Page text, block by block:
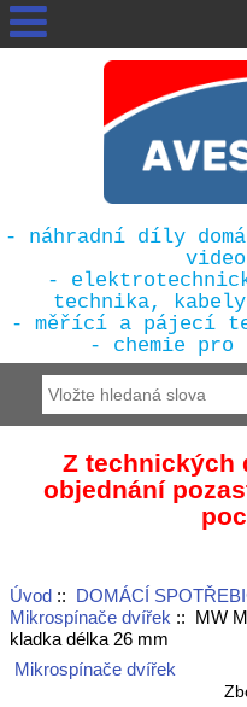
- náhradní díly
-
technika,
- měřící a pájecí
- chemie pro
Z technických
objednání
Úvod:: DOMÁCÍ
Mikrospínače dvířek :: MW
kladka délka 26 mm
Mikrospínače dvířek